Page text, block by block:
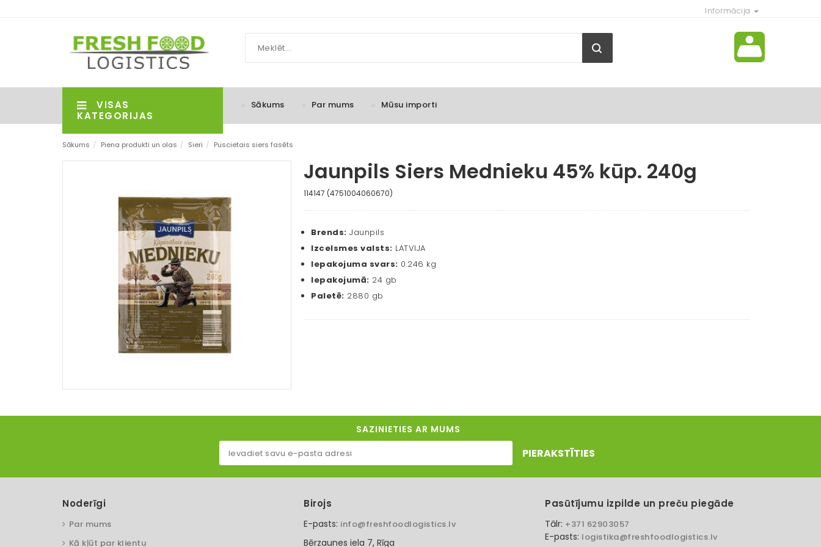
Informācija
VISAS
KATEGORIJAS
Sākums Par mums Mūsu importi
Sākums / Piena produkti un olas / Sieri / Puscietais siers fasēts
Jaunpils Siers Mednieku 45% kūp. 240g
114147 (4751004060670)
Brends: Jaunpils
Izcelsmes valsts: LATVIJA
Iepakojuma svars: 0.246 kg
Iepakojumā: 24 gb
Paletē: 2880 gb
SAZINIETIES AR MUMS
PIERAKSTĪTIES
Noderīgi
Par mums
Kā kļūt par klientu
Birojs
E-pasts: info@freshfoodlogistics.lv
Bērzaunes iela 7, Rīga
Pasūtījumu izpilde un preču piegāde
Tālr: +371 62903057
E-pasts: logistika@freshfoodlogistics.lv